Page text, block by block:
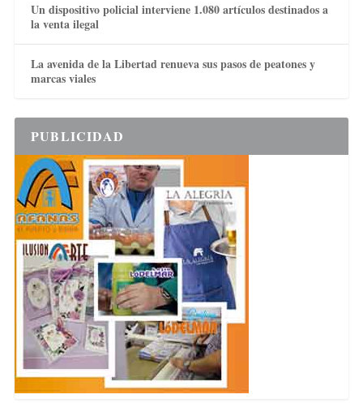
Un dispositivo policial interviene 1.080 artículos destinados a
la venta ilegal
La avenida de la Libertad renueva sus pasos de peatones y
marcas viales
PUBLICIDAD